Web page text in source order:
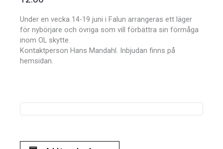
Under en vecka 14-19 juni i Falun arrangeras ett läger
för nybörjare och övriga som vill förbättra sin förmåga
inom OL skytte.
Kontaktperson Hans Mandahl. Inbjudan finns på
hemsidan.